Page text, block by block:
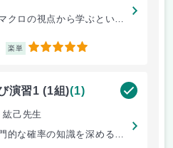
経済学に関してマクロの視点から学ぶといった授業内容でしたー。
楽単 5
演習1 (1組)(1)
己先生
高校分野より専門的な確率の知識を深めるための序盤の内容を学べた。